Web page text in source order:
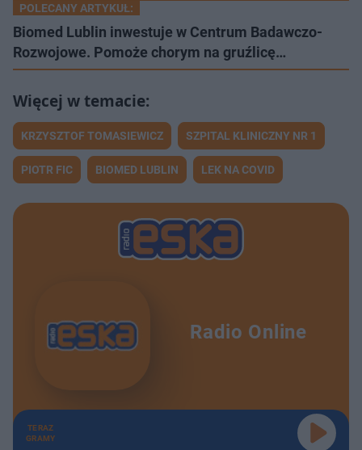
POLECANY ARTYKUŁ:
Biomed Lublin inwestuje w Centrum Badawczo-
Rozwojowe. Pomoże chorym na gruźlicę…
KRZYSZTOF TOMASIEWICZ SZPITAL KLINICZNY NR 1
PIOTR FIC BIOMED LUBLIN LEK NA COVID
Radio Online
TERAZ
GRAMY